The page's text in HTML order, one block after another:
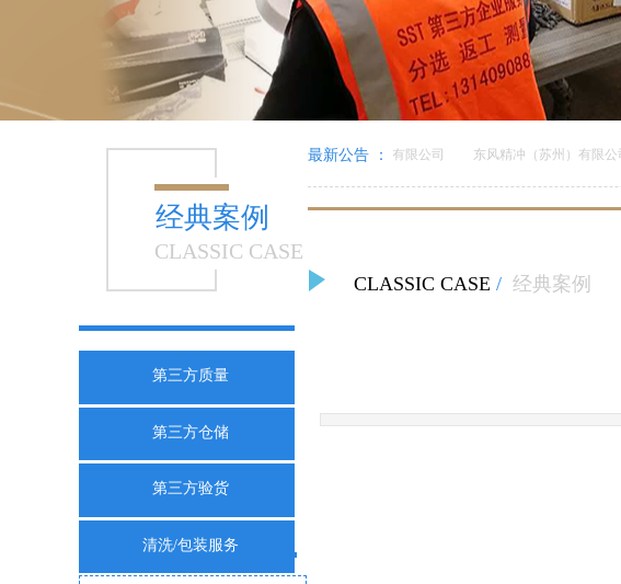
美倍亚电子（上海）有限公司 东风精冲（苏州）有限公司
最新公告 ：
经典案例
CLASSIC CASE
CLASSIC CASE / 经典案例
第三方质量
第三方仓储
第三方验货
清洗/包装服务